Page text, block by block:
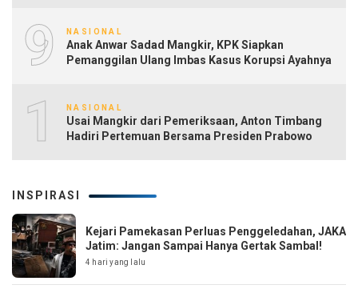
9 NASIONAL
Anak Anwar Sadad Mangkir, KPK Siapkan
Pemanggilan Ulang Imbas Kasus Korupsi Ayahnya
10NASIONAL
Usai Mangkir dari Pemeriksaan, Anton Timbang
Hadiri Pertemuan Bersama Presiden Prabowo
INSPIRASI
Kejari Pamekasan Perluas Penggeledahan, JAKA
Jatim: Jangan Sampai Hanya Gertak Sambal!
4 hari yang lalu